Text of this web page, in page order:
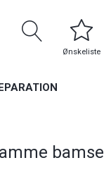
Ønskeliste
bamse